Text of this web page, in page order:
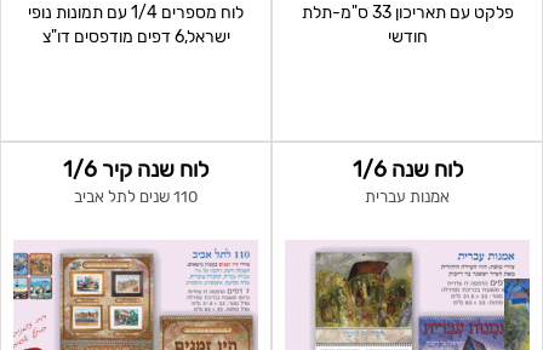
פלקט עם תאריכון 33 ס"מ-תלת
חודשי
לוח מספרים 1/4 עם תמונות נופי
ישראל,6 דפים מודפסים דו"צ
לוח שנה 1/6
אמנות עברית
לוח שנה קיר 1/6
110 שנים לתל אביב